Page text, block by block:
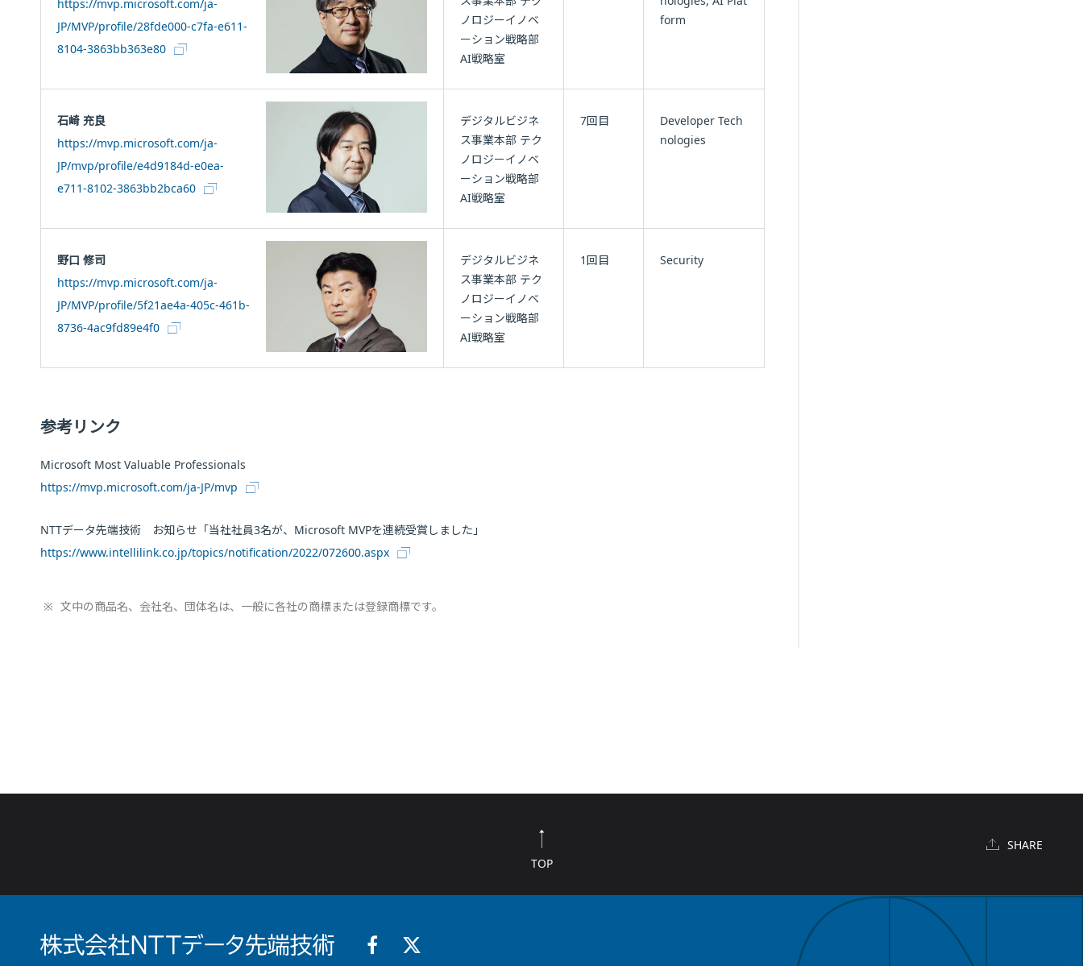
https://mvp.microsoft.com/ja-
JP/MVP/profile/28fde000-c7fa-e611-
8104-3863bb363e80
ノロジーイノベ
ーション戦略部
AI戦略室
form
石崎 充良
https://mvp.microsoft.com/ja-
JP/mvp/profile/e4d9184d-e0ea-
e711-8102-3863bb2bca60
デジタルビジネ
ス事業本部 テク
ノロジーイノベ
ーション戦略部
AI戦略室
7回目
Developer Tech
nologies
野口 修司
https://mvp.microsoft.com/ja-
JP/MVP/profile/5f21ae4a-405c-461b-
8736-4ac9fd89e4f0
デジタルビジネ
ス事業本部 テク
ノロジーイノベ
ーション戦略部
AI戦略室
1回目 Security
参考リンク
Microsoft Most Valuable Professionals
https://mvp.microsoft.com/ja-JP/mvp
NTTデータ先端技術 お知らせ「当社社員3名が、Microsoft MVPを連続受賞しました」
https://www.intellilink.co.jp/topics/notification/2022/072600.aspx
※ 文中の商品名、会社名、団体名は、一般に各社の商標または登録商標です。
TOP
SHARE